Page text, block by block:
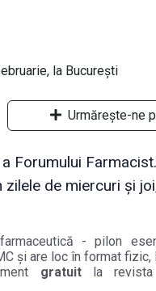
Urmărește-ne
Forumului
de miercuri și
- pilon
și are loc în format fizic,
gratuitla revista